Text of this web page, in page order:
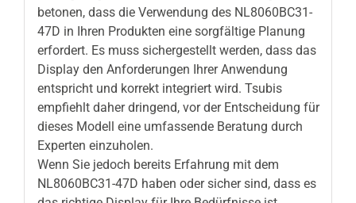
betonen, dass die Verwendung des NL8060BC31-
47D in Ihren Produkten eine sorgfältige Planung
erfordert. Es muss sichergestellt werden, dass das
Display den Anforderungen Ihrer Anwendung
entspricht und korrekt integriert wird. Tsubis
empfiehlt daher dringend, vor der Entscheidung für
dieses Modell eine umfassende Beratung durch
Experten einzuholen.
Wenn Sie jedoch bereits Erfahrung mit dem
NL8060BC31-47D haben oder sicher sind, dass es